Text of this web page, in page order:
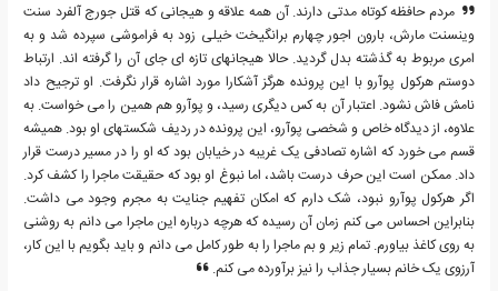
مردم حافظه کوتاه مدتی دارند. آن همه علاقه و هیجانی که قتل جورج آلفرد سنت
وینسنت مارش، بارون اجور چهارم برانگیخت خیلی زود به فراموشی سپرده شد و به
امری مربوط به گذشته بدل گردید. حالا هیجانهای تازه ای جای آن را گرفته اند. ارتباط
دوستم هرکول پوآرو با این پرونده هرگز آشکارا مورد اشاره قرار نگرفت. او ترجیح داد
نامش فاش نشود. اعتبار آن به کس دیگری رسید، و پوآرو هم همین را می خواست. به
علاوه، از دیدگاه خاص و شخصی پوآرو، این پرونده در ردیف شکستهای او بود. همیشه
قسم می خورد که اشاره تصادفی یک غریبه در خیابان بود که او را در مسیر درست قرار
داد. ممکن است این حرف درست باشد، اما نبوغ او بود که حقیقت ماجرا را کشف کرد.
اگر هرکول پوآرو نبود، شک دارم که امکان تفهیم جنایت به مجرم وجود می داشت.
بنابراین احساس می کنم زمان آن رسیده که هرچه درباره این ماجرا می دانم به روشنی
به روی کاغذ بیاورم. تمام زیر و بم ماجرا را به طور کامل می دانم و باید بگویم با این کار،
آرزوی یک خانم بسیار جذاب را نیز برآورده می کنم.